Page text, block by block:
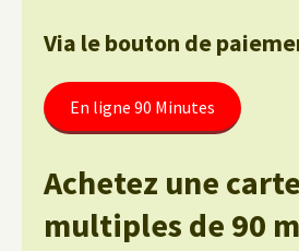
Via le bouton de
En ligne 90 Minutes
Achetez une
multiples de 90